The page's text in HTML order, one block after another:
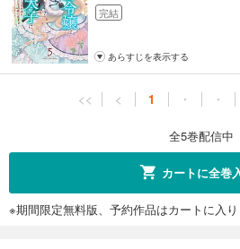
完結
あらすじを表示する
<< < 1 ・ ・
全5巻配信中
カートに全巻
※期間限定無料版、予約作品はカートに入